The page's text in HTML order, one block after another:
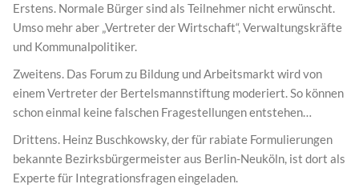
Erstens. Normale Bürger sind als Teilnehmer nicht erwünscht.
Umso mehr aber „Vertreter der Wirtschaft“, Verwaltungskräfte
und Kommunalpolitiker.
Zweitens. Das Forum zu Bildung und Arbeitsmarkt wird von
einem Vertreter der Bertelsmannstiftung moderiert. So können
schon einmal keine falschen Fragestellungen entstehen…
Drittens. Heinz Buschkowsky, der für rabiate Formulierungen
bekannte Bezirksbürgermeister aus Berlin-Neuköln, ist dort als
Experte für Integrationsfragen eingeladen.